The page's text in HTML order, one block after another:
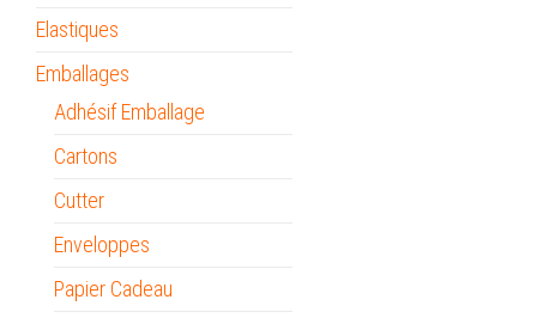
Elastiques
Emballages
Adhésif Emballage
Cartons
Cutter
Enveloppes
Papier Cadeau